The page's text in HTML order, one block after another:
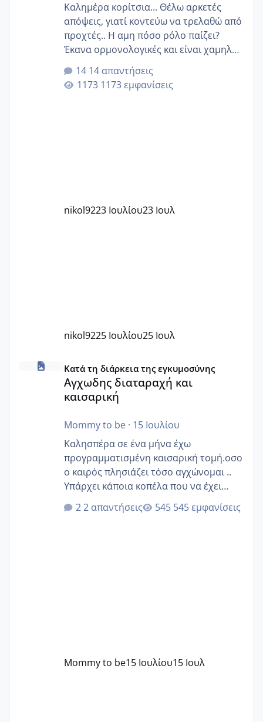
Καλημέρα κορίτσια... Θέλω αρκετές
απόψεις, γιατί κοντεύω να τρελαθώ από
προχτές.. Η αμη πόσο ρόλο παίζει?
Έκανα ορμονολογικές και είναι χαμηλή
για την ηλικία μου.. Είχα ήδη μια
εγκυμοσύνη, που έπρεπε να τερματιστεί
στην 27η εβδομάδα και προσπαθώ 7
14 απαντήσεις
1173 εμφανίσεις
nikol9223 Ιουλίου23 Ιουλ
nikol9225 Ιουλίου25 Ιουλ
Αγχωδης διαταραχή και καισαρική
Κατά τη διάρκεια της εγκυμοσύνης
Αγχωδης διαταραχή και
καισαρική
Mommy to be· 15 Ιουλίου
Καλησπέρα σε ένα μήνα έχω
προγραμματισμένη καισαρική τομή.οσο
ο καιρός πλησιάζει τόσο αγχώνομαι ..
Υπάρχει κάποια κοπέλα που να έχει
παρόμοιο ιστορικό να μας πει την
εμπειρία της;Να σημειώσω είναι η
2 απαντήσεις 545 εμφανίσεις
Mommy to be15 Ιουλίου15 Ιουλ